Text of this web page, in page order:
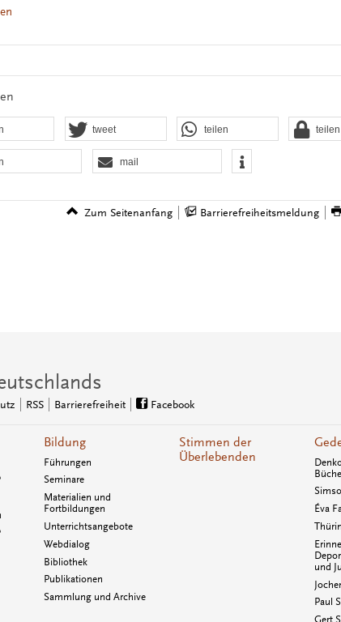
tweet teilen teilen
mail
Zum Seitenanfang Barrierefreiheitsmeldung
RSS Barrierefreiheit Facebook
Bildung
Führungen
Seminare
Materialien und
Fortbildungen
Unterrichtsangebote
Webdialog
Bibliothek
Publikationen
Sammlung und Archive
Stimmen der
Überlebenden
Éva
und
Paul